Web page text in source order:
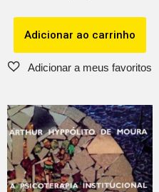
Adicionar ao carrinho